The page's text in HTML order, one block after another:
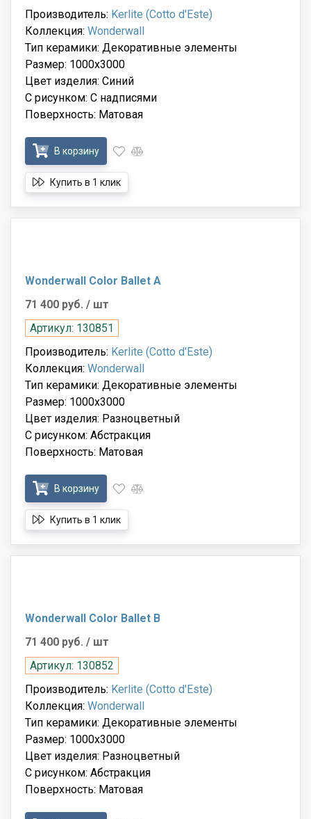
Производитель: Kerlite (Cotto d'Este)
Коллекция: Wonderwall
Тип керамики: Декоративные элементы
Размер: 1000x3000
Цвет изделия: Синий
С рисунком: С надписями
Поверхность: Матовая
В корзину
Купить в 1 клик
Wonderwall Color Ballet A
71 400 руб. / шт
Артикул: 130851
Производитель: Kerlite (Cotto d'Este)
Коллекция: Wonderwall
Тип керамики: Декоративные элементы
Размер: 1000x3000
Цвет изделия: Разноцветный
С рисунком: Абстракция
Поверхность: Матовая
В корзину
Купить в 1 клик
Wonderwall Color Ballet B
71 400 руб. / шт
Артикул: 130852
Производитель: Kerlite (Cotto d'Este)
Коллекция: Wonderwall
Тип керамики: Декоративные элементы
Размер: 1000x3000
Цвет изделия: Разноцветный
С рисунком: Абстракция
Поверхность: Матовая